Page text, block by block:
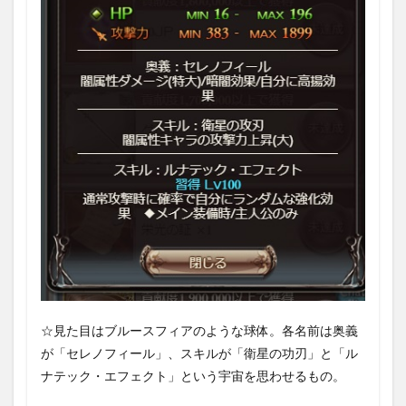
☆見た目はブルースフィアのような球体。各名前は奥義
が「セレノフィール」、スキルが「衛星の功刃」と「ル
ナテック・エフェクト」という宇宙を思わせるもの。